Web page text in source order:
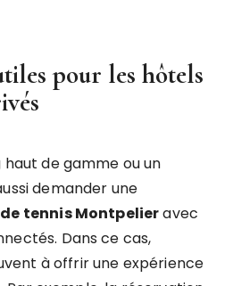
pour les hôtels
de gamme ou un
demander une
tennis Montpelieravec
Dans ce cas,
à offrir une expérience